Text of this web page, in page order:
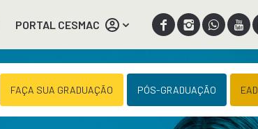
PORTAL CESMAC
FAÇA SUA GRADUAÇÃO PÓS-GRADUAÇÃO EAD